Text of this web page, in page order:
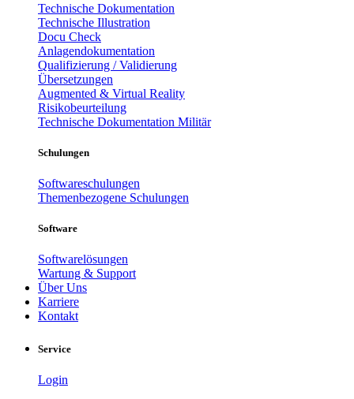
Technische Dokumentation
Technische Illustration
Docu Check
Anlagendokumentation
Qualifizierung / Validierung
Übersetzungen
Augmented & Virtual Reality
Risikobeurteilung
Technische Dokumentation Militär
Schulungen
Softwareschulungen
Themenbezogene Schulungen
Software
Softwarelösungen
Wartung & Support
Über Uns
Karriere
Kontakt
Service
Login